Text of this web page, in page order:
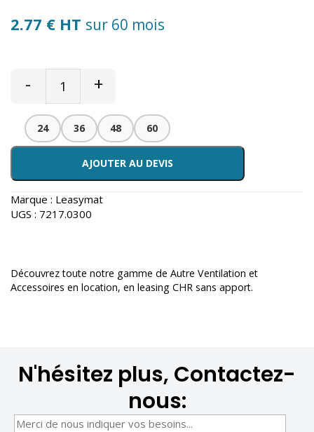
2.77 € HT sur 60 mois
- +
24 36 48 60
AJOUTER AU DEVIS
Marque : Leasymat
UGS : 7217.0300
Découvrez toute notre gamme de Autre Ventilation et
Accessoires en location, en leasing CHR sans apport.
N'hésitez plus, Contactez-
nous: